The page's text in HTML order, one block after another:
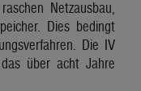
Netzausbau,
Dies bedingt
Die IV
über acht Jahre